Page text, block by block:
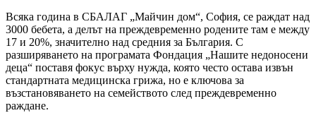
Всяка година в СБАЛАГ „Майчин дом“, София, се раждат над
3000 бебета, а делът на преждевременно родените там е между
17 и 20%, значително над средния за България. С
разширяването на програмата Фондация „Нашите недоносени
деца“ поставя фокус върху нужда, която често остава извън
стандартната медицинска грижа, но е ключова за
възстановяването на семейството след преждевременно
раждане.